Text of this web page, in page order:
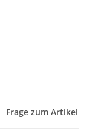
Frage zum Artikel